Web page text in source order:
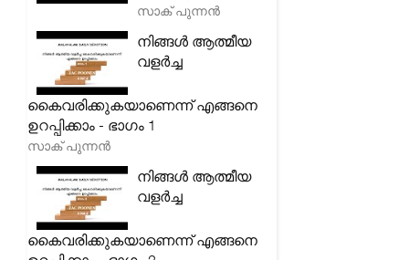
സാക് പുന്നൻ
നിങ്ങൾ ആത്മീയ
വളർച്ച
കൈവരിക്കുകയാണെന്ന് എങ്ങനെ
ഉറപ്പിക്കാം - ഭാഗം 1
സാക് പുന്നൻ
നിങ്ങൾ ആത്മീയ
വളർച്ച
കൈവരിക്കുകയാണെന്ന് എങ്ങനെ